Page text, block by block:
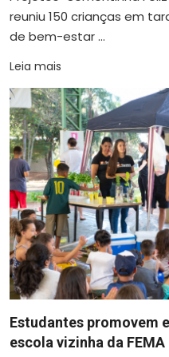
reuniu 150 crianças em
de bem-estar ...
Leia mais
Estudantes promovem
escola vizinha da FEMA